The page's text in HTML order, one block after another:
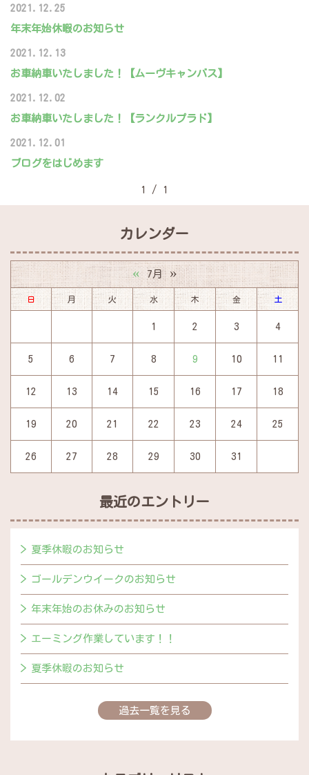
2021.12.25
年末年始休暇のお知らせ
2021.12.13
お車納車いたしました！【ムーヴキャンバス】
2021.12.02
お車納車いたしました！【ランクルプラド】
2021.12.01
ブログをはじめます
1 / 1
カレンダー
« 7月 »
日 月 火 水 木 金 土
1 2 3 4
5 6 7 8 9 10 11
12 13 14 15 16 17 18
19 20 21 22 23 24 25
26 27 28 29 30 31
最近のエントリー
夏季休暇のお知らせ
ゴールデンウイークのお知らせ
年末年始のお休みのお知らせ
エーミング作業しています！！
夏季休暇のお知らせ
過去一覧を見る